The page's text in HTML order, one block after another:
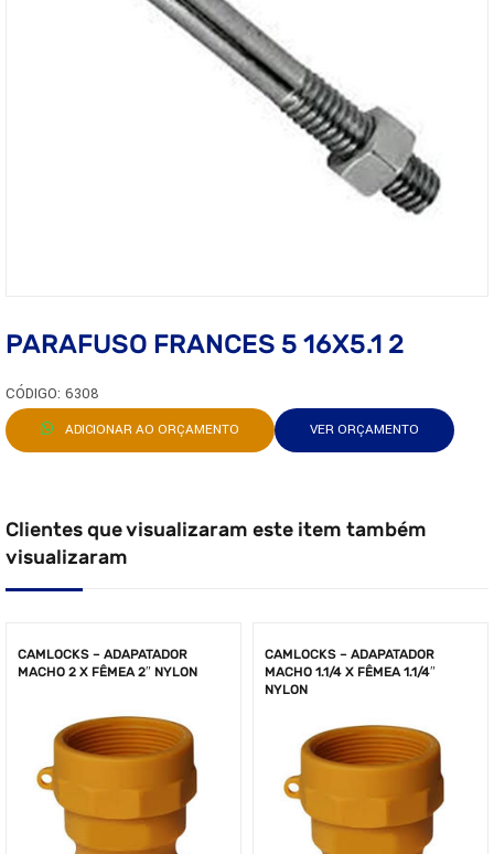
PARAFUSO FRANCES 5 16X5.1 2
CÓDIGO: 6308
ADICIONAR AO ORÇAMENTO VER ORÇAMENTO
Clientes que visualizaram este item também
visualizaram
CAMLOCKS – ADAPATADOR
MACHO 2 X FÊMEA 2″ NYLON
CAMLOCKS – ADAPATADOR
MACHO 1.1/4 X FÊMEA 1.1/4″
NYLON